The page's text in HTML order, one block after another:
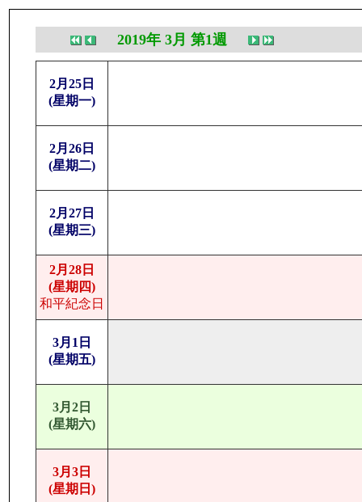
2019年 3月 第1週
2月25日
(星期一)
2月26日
(星期二)
2月27日
(星期三)
2月28日
(星期四)
和平紀念日
3月1日
(星期五)
3月2日
(星期六)
3月3日
(星期日)